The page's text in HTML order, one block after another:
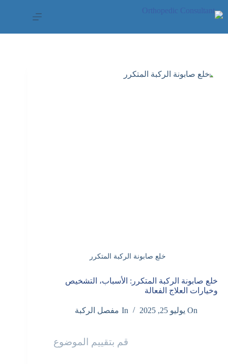
إلى
خلع صابونة الركبة المتكرر
خلع صابونة الركبة المتكرر: الأسباب، التشخيص
وخيارات العلاج الفعالة
On يوليو 25, 2025 In مفصل الركبة
قم بتقييم الموضوع